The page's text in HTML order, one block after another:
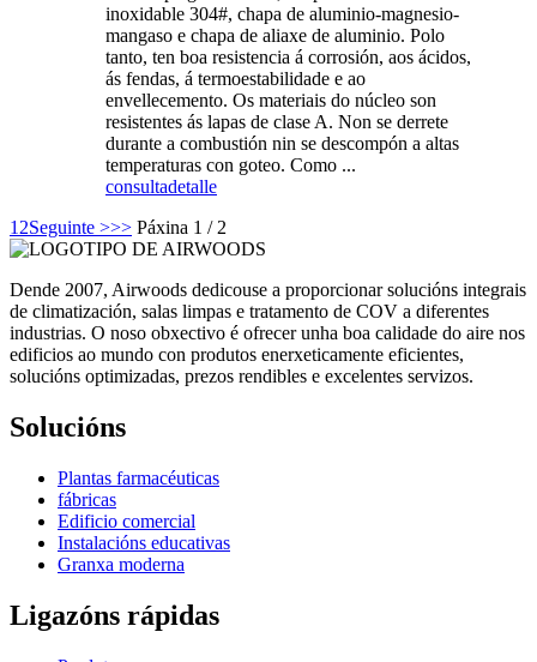
inoxidable 304#, chapa de aluminio-magnesio-
mangaso e chapa de aliaxe de aluminio. Polo
tanto, ten boa resistencia á corrosión, aos ácidos,
ás fendas, á termoestabilidade e ao
envellecemento. Os materiais do núcleo son
resistentes ás lapas de clase A. Non se derrete
durante a combustión nin se descompón a altas
temperaturas con goteo. Como ...
consultadetalle
1 2Seguinte >>> Páxina 1 / 2
Dende 2007, Airwoods dedicouse a proporcionar solucións integrais
de climatización, salas limpas e tratamento de COV a diferentes
industrias. O noso obxectivo é ofrecer unha boa calidade do aire nos
edificios ao mundo con produtos enerxeticamente eficientes,
solucións optimizadas, prezos rendibles e excelentes servizos.
Solucións
Plantas farmacéuticas
fábricas
Edificio comercial
Instalacións educativas
Granxa moderna
Ligazóns rápidas